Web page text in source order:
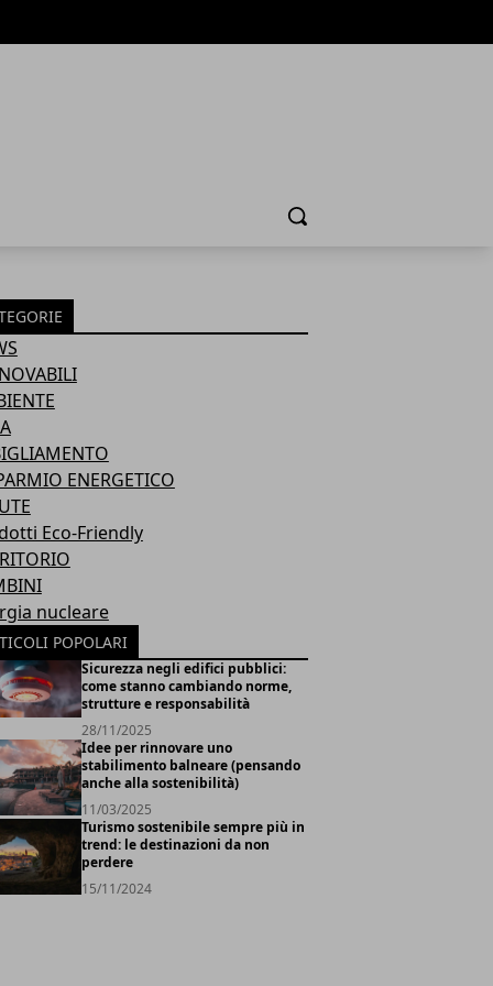
Cerca
ENERGETICO
Eco-Friendly
nucleare
POPOLARI
Sicurezza negli edifici pubblici:
come stanno cambiando norme,
strutture e responsabilità
28/11/2025
Idee per rinnovare uno
stabilimento balneare (pensando
anche alla sostenibilità)
11/03/2025
Turismo sostenibile sempre più in
trend: le destinazioni da non
perdere
15/11/2024